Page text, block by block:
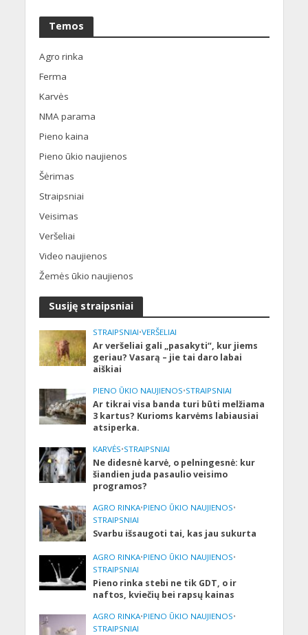
Temos
Agro rinka
Ferma
Karvės
NMA parama
Pieno kaina
Pieno ūkio naujienos
Šėrimas
Straipsniai
Veisimas
Veršeliai
Video naujienos
Žemės ūkio naujienos
Susiję straipsniai
STRAIPSNIAI•VERŠELIAI
Ar veršeliai gali „pasakyti“, kur jiems
geriau? Vasarą – jie tai daro labai
aiškiai
PIENO ŪKIO NAUJIENOS•STRAIPSNIAI
Ar tikrai visa banda turi būti melžiama
3 kartus? Kurioms karvėms labiausiai
atsiperka.
KARVĖS•STRAIPSNIAI
Ne didesnė karvė, o pelningesnė: kur
šiandien juda pasaulio veisimo
programos?
AGRO RINKA•PIENO ŪKIO NAUJIENOS•
STRAIPSNIAI
Svarbu išsaugoti tai, kas jau sukurta
AGRO RINKA•PIENO ŪKIO NAUJIENOS•
STRAIPSNIAI
Pieno rinka stebi ne tik GDT, o ir
naftos, kviečių bei rapsų kainas
AGRO RINKA•PIENO ŪKIO NAUJIENOS•
STRAIPSNIAI